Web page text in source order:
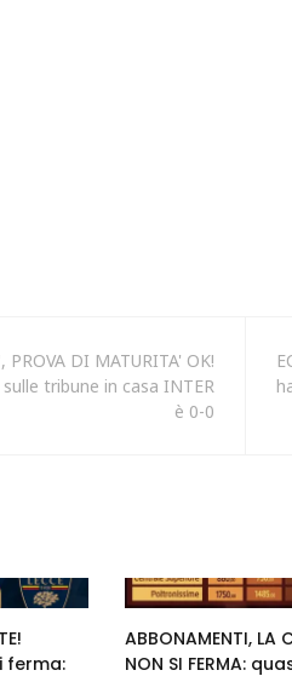
PROVA DI MATURITA' OK!
tribune in casa INTER
è 0-0
ferma:
ABBONAMENTI, LA
NON SI FERMA: